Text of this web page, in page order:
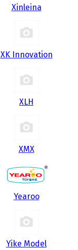
Xinleina
XK Innovation
XLH
XMX
Yearoo
Yike Model